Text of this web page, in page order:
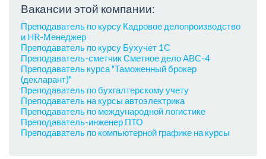
Вакансии этой компании:
Преподаватель по курсу Кадровое делопроизводство
и HR-Менеджер
Преподаватель по курсу Бухучет 1С
Преподаватель-сметчик Сметное дело АВС-4
Преподаватель курса "Таможенный брокер
(декларант)"
Преподаватель по бухгалтерскому учету
Преподаватель на курсы автоэлектрика
Преподаватель по международной логистике
Преподаватель-инженер ПТО
Преподаватель по компьютерной графике на курсы